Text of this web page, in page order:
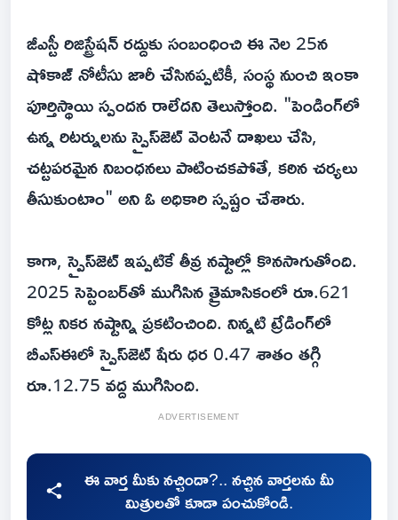
జీఎస్టీ రిజిస్ట్రేషన్ రద్దుకు సంబంధించి ఈ నెల‌ 25న
షోకాజ్ నోటీసు జారీ చేసినప్పటికీ, సంస్థ నుంచి ఇంకా
పూర్తిస్థాయి స్పందన రాలేదని తెలుస్తోంది. "పెండింగ్‌లో
ఉన్న రిటర్నులను స్పైస్‌జెట్ వెంటనే దాఖలు చేసి,
చట్టపరమైన నిబంధనలు పాటించకపోతే, కఠిన చర్యలు
తీసుకుంటాం" అని ఓ అధికారి స్పష్టం చేశారు.
కాగా, స్పైస్‌జెట్ ఇప్పటికే తీవ్ర నష్టాల్లో కొనసాగుతోంది.
2025 సెప్టెంబర్‌తో ముగిసిన త్రైమాసికంలో రూ.621
కోట్ల నికర నష్టాన్ని ప్రకటించింది. నిన్న‌టి ట్రేడింగ్‌లో
బీఎస్‌ఈలో స్పైస్‌జెట్ షేరు ధర 0.47 శాతం తగ్గి
రూ.12.75 వద్ద ముగిసింది.
ADVERTISEMENT
ఈ వార్త మీకు నచ్చిందా?.. నచ్చిన వార్తలను మీ
మిత్రులతో కూడా పంచుకోండి.